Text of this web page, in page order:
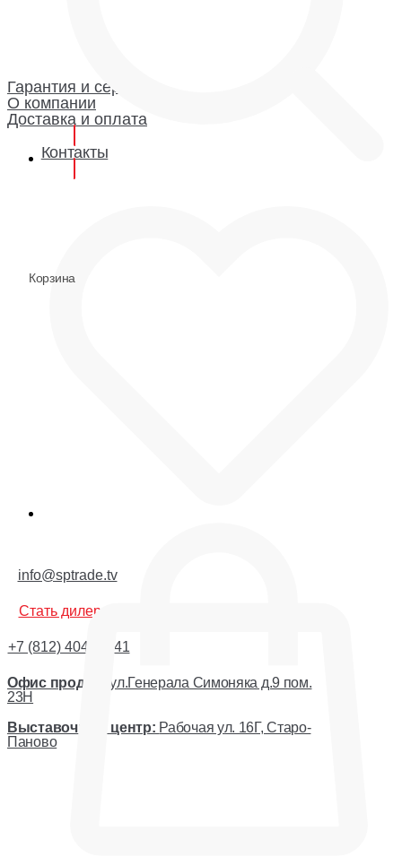
Гарантия и сервис
О компании
Доставка и оплата
Контакты
Корзина
info@sptrade.tv
Стать дилером
+7 (812) 404-44-41
Офис продаж:
ул.Генерала Симоняка д.9 пом.
23Н
Выставочный центр: Рабочая ул. 16Г, Старо-
Паново